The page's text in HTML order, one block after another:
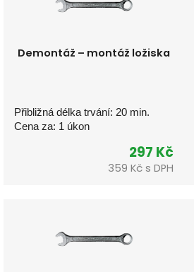
Demontáž – montáž ložiska
Přibližná délka trvání: 20 min.
Cena za: 1 úkon
297 Kč
359 Kč s DPH